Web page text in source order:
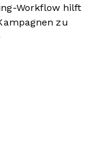
Workflow hilft
zu